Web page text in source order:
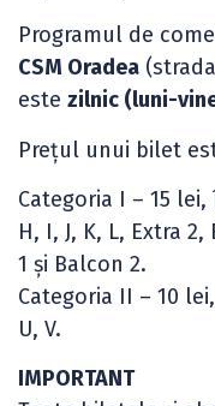
Programul de
CSM Oradea
este zilnic (luni-
Prețul unui bilet
Categoria I – 15 lei,
H, I, J, K, L, Extra
1 și Balcon 2.
Categoria II – 10
U, V.
IMPORTANT